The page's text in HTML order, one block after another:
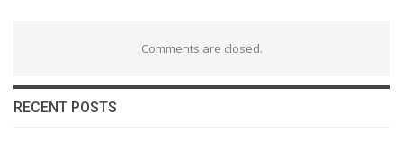
Comments are closed.
RECENT POSTS